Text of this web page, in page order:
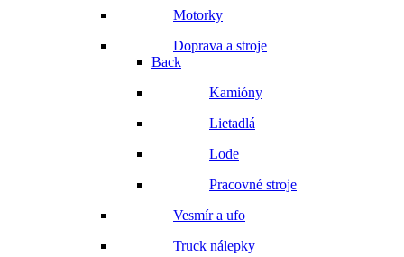
Motorky
Doprava a stroje
Back
Kamióny
Lietadlá
Lode
Pracovné stroje
Vesmír a ufo
Truck nálepky